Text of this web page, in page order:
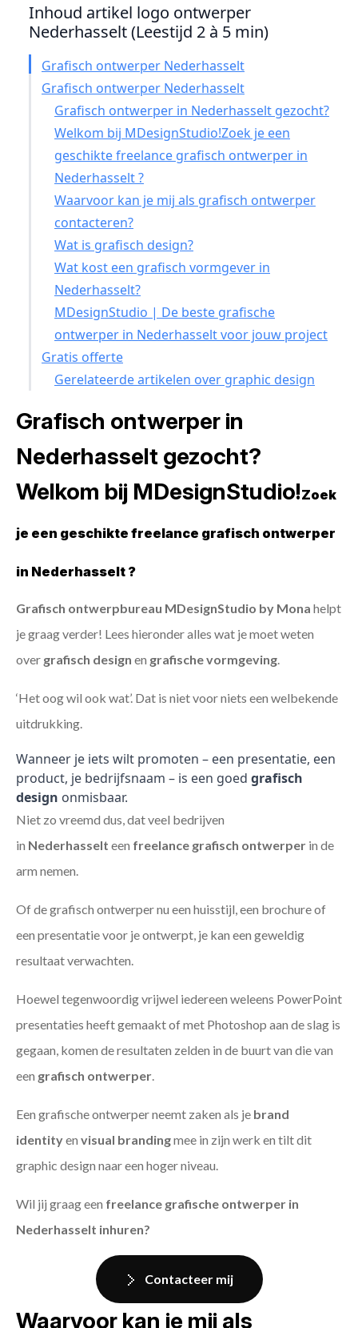
Inhoud artikel logo ontwerper
Nederhasselt (Leestijd 2 à 5 min)
Grafisch ontwerper Nederhasselt
Grafisch ontwerper Nederhasselt
Grafisch ontwerper in Nederhasselt gezocht?
Welkom bij MDesignStudio!Zoek je een
geschikte freelance grafisch ontwerper in
Nederhasselt ?
Waarvoor kan je mij als grafisch ontwerper
contacteren?
Wat is grafisch design?
Wat kost een grafisch vormgever in
Nederhasselt?
MDesignStudio | De beste grafische
ontwerper in Nederhasselt voor jouw project
Gratis offerte
Gerelateerde artikelen over graphic design
Grafisch ontwerper in
Nederhasselt gezocht?
Welkom bij MDesignStudio!Zoek
je een geschikte freelance grafisch ontwerper
in Nederhasselt ?
Grafisch ontwerpbureau MDesignStudio by Mona helpt
je graag verder! Lees hieronder alles wat je moet weten
over grafisch design en grafische vormgeving
‘Het oog wil ook wat’. Dat is niet voor niets een welbekende
uitdrukking.
Wanneer je iets wilt promoten – een presentatie, een
product, je bedrijfsnaam – is een goed grafisch
design onmisbaar.
Niet zo vreemd dus, dat veel bedrijven
in Nederhasselt een freelance grafisch ontwerper in de
arm nemen.
Of de grafisch ontwerper nu een huisstijl, een brochure of
een presentatie voor je ontwerpt, je kan een geweldig
resultaat verwachten.
Hoewel tegenwoordig vrijwel iedereen weleens PowerPoint
presentaties heeft gemaakt of met Photoshop aan de slag is
gegaan, komen de resultaten zelden in de buurt van die van
een grafisch ontwerper
Een grafische ontwerper neemt zaken als je brand
identityen visual brandingmee in zijn werk en tilt dit
graphic design naar een hoger niveau.
Wil jij graag een freelance grafische ontwerper in
Nederhasselt inhuren?
Contacteer mij
Waarvoor kan je mij als